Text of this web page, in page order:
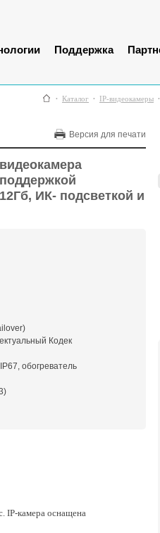
Поддержка
Каталог IP-видеокамеры
Версия для печати
ИК- подсветкой и
Кодек
обогреватель
IP-камера оснащена